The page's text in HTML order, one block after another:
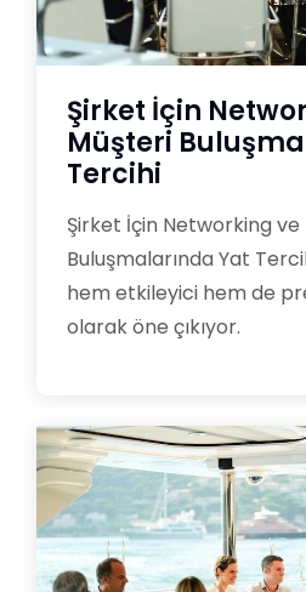
Şirket İçin
Müşteri
Tercihi
Şirket İçin Networking
Buluşmalarında Yat
hem etkileyici hem de
olarak öne çıkıyor.